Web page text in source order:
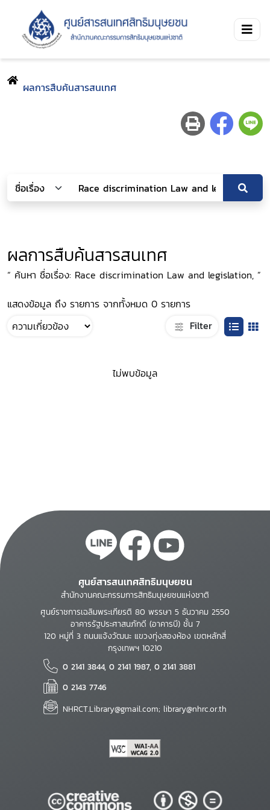
ผลการสืบค้นสารสนเทศ
ผลการสืบค้นสารสนเทศ
“ ค้นหา ชื่อเรื่อง: Race discrimination Law and legislation, ”
แสดงข้อมูล ถึง รายการ จากทั้งหมด 0 รายการ
Filter
ไม่พบข้อมูล
ศูนย์สารสนเทศสิทธิมนุษยชน
สำนักงานคณะกรรมการสิทธิมนุษยชนแห่งชาติ
ศูนย์ราชการเฉลิมพระเกียรติ 80 พรรษา 5 ธันวาคม 2550
อาคารรัฐประศาสนภักดี (อาคารบี) ชั้น 7
120 หมู่ที่ 3 ถนนแจ้งวัฒนะ แขวงทุ่งสองห้อง เขตหลักสี่
กรุงเทพฯ 10210
0 2141 3844, 0 2141 1987, 0 2141 3881
0 2143 7746
NHRCT.Library@gmail.com; library@nhrc.or.th